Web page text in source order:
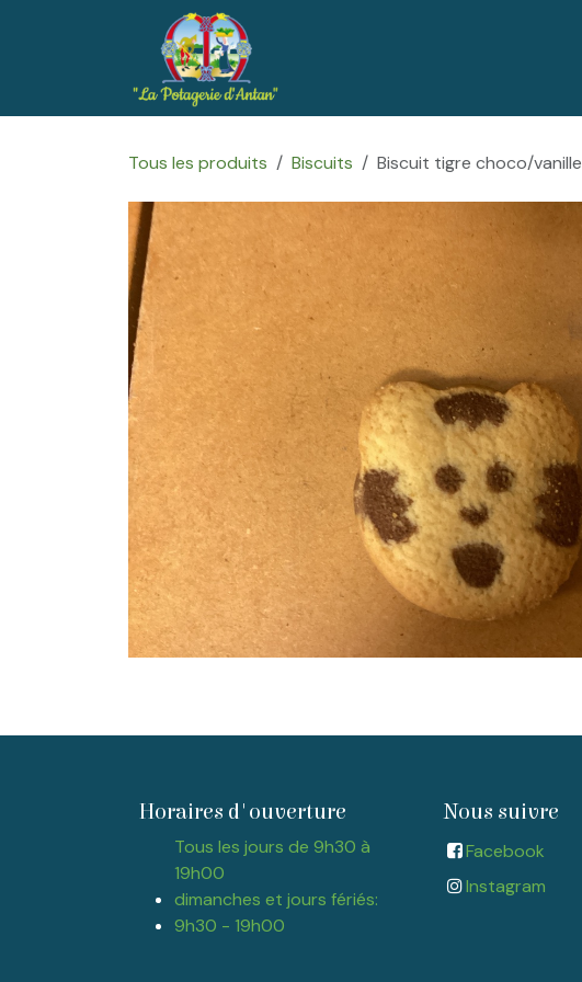
Tous les produits Biscuits Biscuit tigre choco/vanille
Horaires d'ouverture
Tous les jours de 9h30 à
19h00
dimanches et jours fériés:
9h30 - 19h00
Nous suivre
Facebook
Instagram​